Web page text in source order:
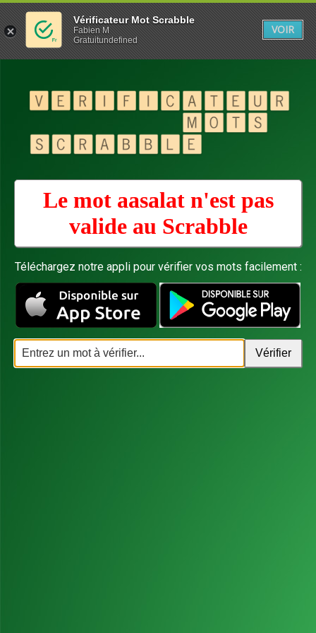
Le mot aasalat n'est pas
valide au Scrabble
Téléchargez notre appli pour vérifier vos mots facilement :
Vérificateur Mot Scrabble
Fabien M
Gratuitundefined
VOIR